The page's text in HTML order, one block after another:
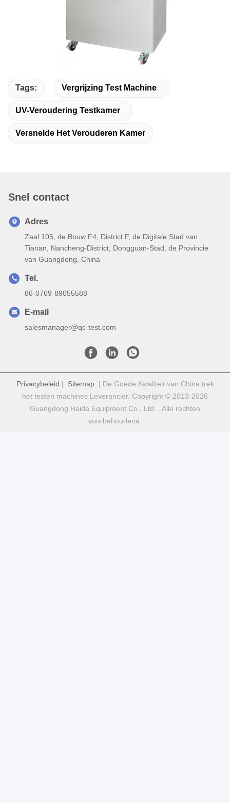
Tags: Vergrijzing Test Machine
UV-Veroudering Testkamer
Versnelde Het Verouderen Kamer
Snel contact
Adres
Zaal 105, de Bouw F4, District F, de Digitale Stad van
Tianan, Nancheng-District, Dongguan-Stad, de Provincie
van Guangdong, China
Tel.
86-0769-89055588
E-mail
salesmanager@qc-test.com
Privacybeleid | Sitemap| De Goede Kwaliteit van China trek
het testen machines Leverancier. Copyright © 2013-2026
Guangdong Haida Equipment Co., Ltd. . Alle rechten
voorbehoudena.